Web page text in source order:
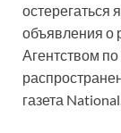
остерегаться
объявления о
Агентством
газета National.